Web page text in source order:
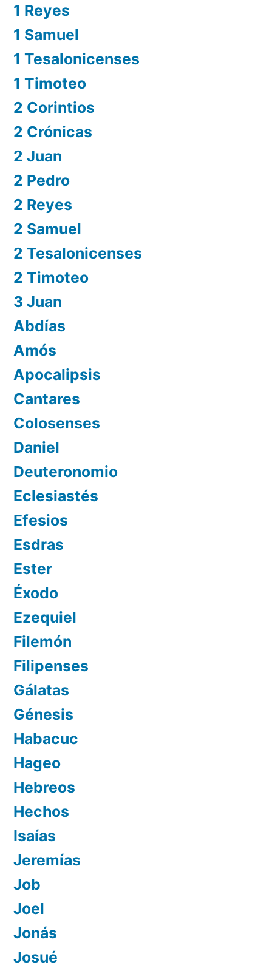
1 Reyes
1 Samuel
1 Tesalonicenses
1 Timoteo
2 Corintios
2 Crónicas
2 Juan
2 Pedro
2 Reyes
2 Samuel
2 Tesalonicenses
2 Timoteo
3 Juan
Abdías
Amós
Apocalipsis
Cantares
Colosenses
Daniel
Deuteronomio
Eclesiastés
Efesios
Esdras
Ester
Éxodo
Ezequiel
Filemón
Filipenses
Gálatas
Génesis
Habacuc
Hageo
Hebreos
Hechos
Isaías
Jeremías
Job
Joel
Jonás
Josué